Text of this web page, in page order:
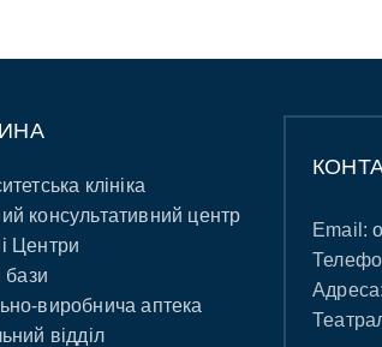
клініка
консультативний центр
Центри
бази
виробнича аптека
відділ
Email: